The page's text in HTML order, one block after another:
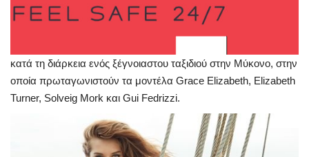
κατά τη διάρκεια ενός ξέγνοιαστου ταξιδιού στην Μύκονο, στην
οποία πρωταγωνιστούν τα μοντέλα Grace Elizabeth, Elizabeth
Turner, Solveig Mork και Gui Fedrizzi.